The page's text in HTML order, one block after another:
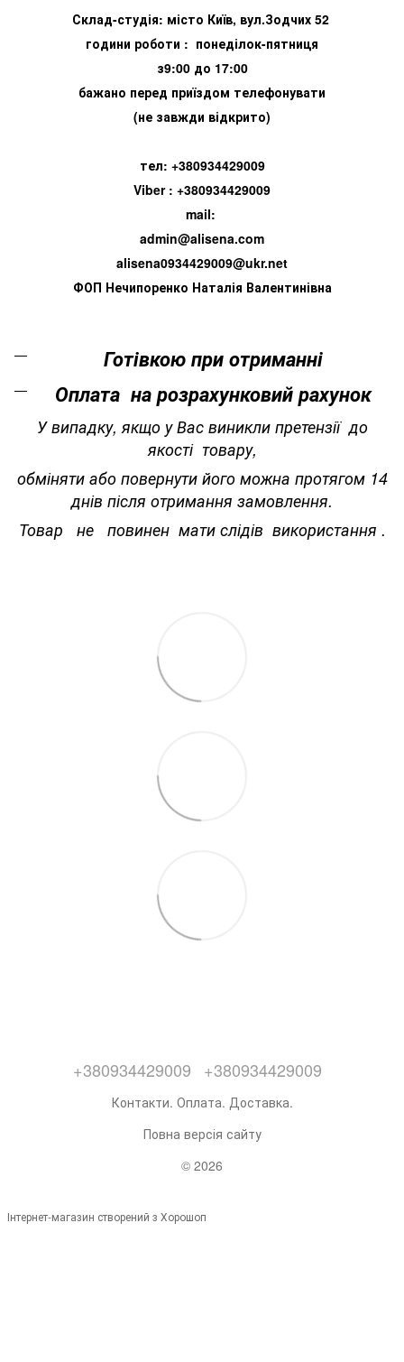
Склад-студія: місто Київ, вул.Зодчих 52
години роботи : понеділок-пятниця
з9:00 до 17:00
бажано перед приїздом телефонувати
(не завжди відкрито)
тел: +380934429009
Viber : +380934429009
mail:
admin@alisena.com
alisena0934429009@ukr.net
ФОП Нечипоренко Наталія Валентинівна
Готівкою при отриманні
Оплата на розрахунковий рахунок
У випадку, якщо у Вас виникли претензії до
якості товару,
обміняти або повернути його можна протягом 14
днів після отримання замовлення.
Товар не повинен мати слідів використання .
+380934429009 +380934429009
Контакти. Оплата. Доставка.
Повна версія сайту
© 2026
Інтернет-магазин створений з Хорошоп